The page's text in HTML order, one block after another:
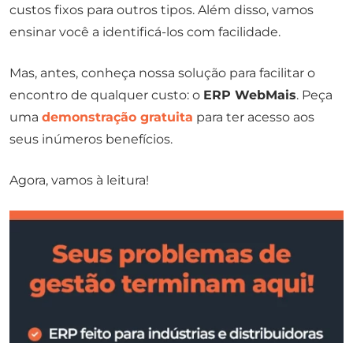
custos fixos para outros tipos. Além disso, vamos
ensinar você a identificá-los com facilidade.
Mas, antes, conheça nossa solução para facilitar o
encontro de qualquer custo: o ERP WebMais. Peça
uma demonstração gratuita para ter acesso aos
seus inúmeros benefícios.
Agora, vamos à leitura!